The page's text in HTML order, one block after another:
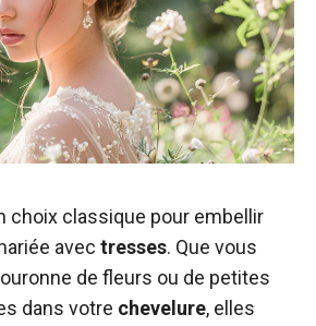
choix classique pour embellir
avec tresses. Que vous
de fleurs ou de petites
dans votre chevelure, elles